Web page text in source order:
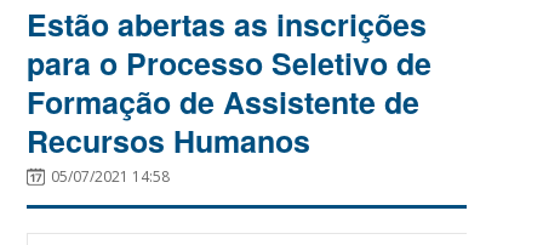
Estão abertas as inscrições
para o Processo Seletivo de
Formação de Assistente de
Recursos Humanos
05/07/2021 14:58